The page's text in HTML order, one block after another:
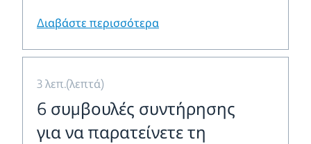
Διαβάστε περισσότερα
3 λεπ.(λεπτά)
6 συμβουλές συντήρησης
για να παρατείνετε τη